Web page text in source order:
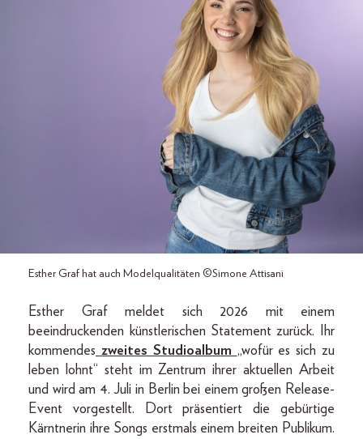
Esther Graf hat auch Modelqualitäten ©Simone Attisani
Esther Graf meldet sich 2026 mit einem
beeindruckenden künstlerischen Statement zurück. Ihr
kommendes zweites Studioalbum „wofür es sich zu
leben lohnt“ steht im Zentrum ihrer aktuellen Arbeit
und wird am 4. Juli in Berlin bei einem großen Release-
Event vorgestellt. Dort präsentiert die gebürtige
Kärntnerin ihre Songs erstmals einem breiten Publikum.